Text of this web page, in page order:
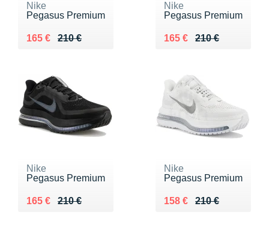
Nike
Pegasus Premium
210 €
Au lieu de 210 €
165 €
Vendu 165 €
Nike
Pegasus Premium
210 €
Au lieu de 210 €
165 €
Vendu 165 €
Nike
Pegasus Premium
210 €
Au lieu de 210 €
165 €
Vendu 165 €
Nike
Pegasus Premium
210 €
Au lieu de 210 €
158 €
Vendu 158 €